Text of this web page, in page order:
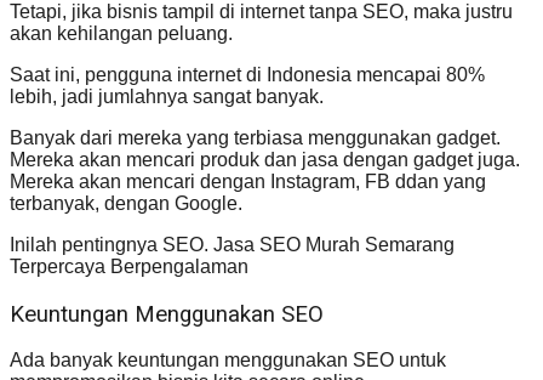
Tetapi, jika bisnis tampil di internet tanpa SEO, maka justru
akan kehilangan peluang.
Saat ini, pengguna internet di Indonesia mencapai 80%
lebih, jadi jumlahnya sangat banyak.
Banyak dari mereka yang terbiasa menggunakan gadget.
Mereka akan mencari produk dan jasa dengan gadget juga.
Mereka akan mencari dengan Instagram, FB ddan yang
terbanyak, dengan Google.
Inilah pentingnya SEO. Jasa SEO Murah Semarang
Terpercaya Berpengalaman
Keuntungan Menggunakan SEO
Ada banyak keuntungan menggunakan SEO untuk